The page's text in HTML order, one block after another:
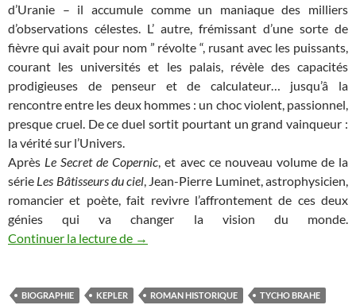
d’Uranie – il accumule comme un maniaque des milliers
d’observations célestes. L’ autre, frémissant d’une sorte de
fièvre qui avait pour nom ” révolte “, rusant avec les puissants,
courant les universités et les palais, révèle des capacités
prodigieuses de penseur et de calculateur… jusqu’â la
rencontre entre les deux hommes : un choc violent, passionnel,
presque cruel. De ce duel sortit pourtant un grand vainqueur :
la vérité sur l’Univers.
Après Le Secret de Copernic , et avec ce nouveau volume de la
série Les Bâtisseurs du ciel , Jean-Pierre Luminet, astrophysicien,
romancier et poète, fait revivre l’affrontement de ces deux
génies qui va changer la vision du monde.
Continuer la lecture de
Mes romans (4) : La discorde céleste
→
BIOGRAPHIE KEPLER ROMAN HISTORIQUE
TYCHO BRAHE